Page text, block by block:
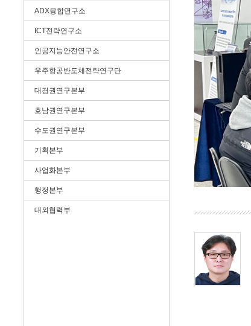
ADX융합연구소
ICT전략연구소
인공지능안전연구소
우주항공반도체전략연구단
대경권연구본부
호남권연구본부
수도권연구본부
기획본부
사업화본부
행정본부
대외협력부